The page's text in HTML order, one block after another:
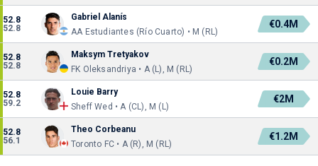
52.8
52.8
Gabriel Alanís
AA Estudiantes (Río Cuarto) • M (RL)
€0.4M
52.8
52.8
Maksym Tretyakov
FK Oleksandriya • A (L), M (RL)
€0.2M
52.8
59.2
Louie Barry
Sheff Wed • A (CL), M (L)
€2M
52.8
56.1
Theo Corbeanu
Toronto FC • A (R), M (RL)
€1.2M